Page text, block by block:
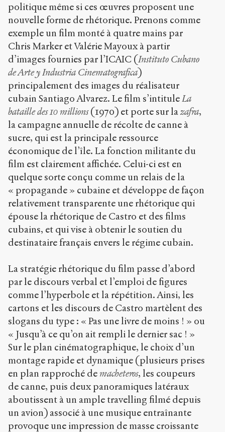
politique même si ces œuvres proposent une
nouvelle forme de rhétorique. Prenons comme
exemple un film monté à quatre mains par
Chris Marker et Valérie Mayoux à partir
d’images fournies par l’ICAIC (Instituto Cubano
de Arte y Industria Cinematografica)
principalement des images du réalisateur
cubain Santiago Alvarez. Le film s’intituleLa
bataille des 10 millions(1970) et porte sur lazafra,
la campagne annuelle de récolte de canne à
sucre, qui est la principale ressource
économique de l’île. La fonction militante du
film est clairement affichée. Celui-ci est en
quelque sorte conçu comme un relais de la
« propagande » cubaine et développe de façon
relativement transparente une rhétorique qui
épouse la rhétorique de Castro et des films
cubains, et qui vise à obtenir le soutien du
destinataire français envers le régime cubain.
La stratégie rhétorique du film passe d’abord
par le discours verbal et l’emploi de figures
comme l’hyperbole et la répétition. Ainsi, les
cartons et les discours de Castro martèlent des
slogans du type : « Pas une livre de moins ! » ou
« Jusqu’à ce qu’on ait rempli le dernier sac ! »
Sur le plan cinématographique, le choix d’un
montage rapide et dynamique (plusieurs prises
en plan rapproché demacheteros, les coupeurs
de canne, puis deux panoramiques latéraux
aboutissent à un ample travelling filmé depuis
un avion) associé à une musique entraînante
provoque une impression de masse croissante